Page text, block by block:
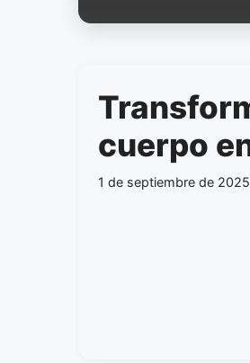
cuerpo
1 de septiembre de 2025